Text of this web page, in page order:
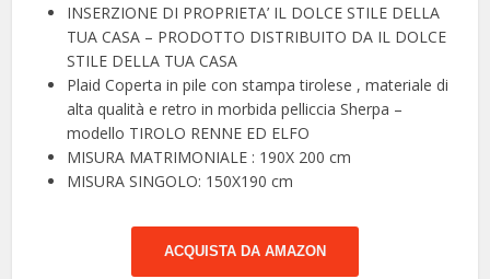
INSERZIONE DI PROPRIETA’ IL DOLCE STILE DELLA
TUA CASA – PRODOTTO DISTRIBUITO DA IL DOLCE
STILE DELLA TUA CASA
Plaid Coperta in pile con stampa tirolese , materiale di
alta qualità e retro in morbida pelliccia Sherpa –
modello TIROLO RENNE ED ELFO
MISURA MATRIMONIALE : 190X 200 cm
MISURA SINGOLO: 150X190 cm
ACQUISTA DA AMAZON